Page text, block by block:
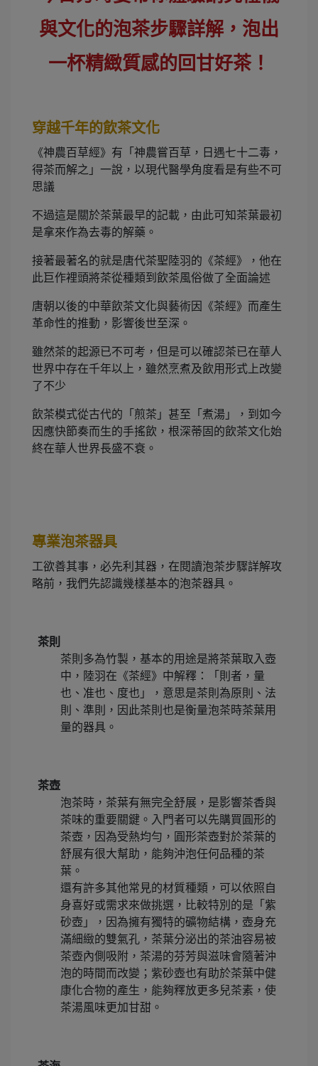
與文化的泡茶步驟詳解，泡出
一杯精緻質感的回甘好茶！
穿越千年的飲茶文化
《神農百草經》有「神農嘗百草，日遇七十二毒，
得茶而解之」一說，以現代醫學角度看是有些不可
思議
不過這是關於茶葉最早的記載，由此可知茶葉最初
是拿來作為去毒的解藥。
接著最著名的就是唐代茶聖陸羽的《茶經》，他在
此巨作裡頭將茶從種類到飲茶風俗做了全面論述
唐朝以後的中華飲茶文化與藝術因《茶經》而產生
革命性的推動，影響後世至深。
雖然茶的起源已不可考，但是可以確認茶已在華人
世界中存在千年以上，雖然烹煮及飲用形式上改變
了不少
飲茶模式從古代的「煎茶」甚至「煮湯」，到如今
因應快節奏而生的手搖飲，根深蒂固的飲茶文化始
終在華人世界長盛不衰。
專業泡茶器具
工欲善其事，必先利其器，在閱讀泡茶步驟詳解攻
略前，我們先認識幾樣基本的泡茶器具。
茶則
茶則多為竹製，基本的用途是將茶葉取入壺
中，陸羽在《茶經》中解釋：「則者，量
也、准也、度也」，意思是茶則為原則、法
則、準則，因此茶則也是衡量泡茶時茶葉用
量的器具。
茶壺
泡茶時，茶葉有無完全舒展，是影響茶香與
茶味的重要關鍵。入門者可以先購買圓形的
茶壺，因為受熱均勻，圓形茶壺對於茶葉的
舒展有很大幫助，能夠沖泡任何品種的茶
葉。
還有許多其他常見的材質種類，可以依照自
身喜好或需求來做挑選，比較特別的是「紫
砂壺」，因為擁有獨特的礦物結構，壺身充
滿細緻的雙氣孔，茶葉分泌出的茶油容易被
茶壺內側吸附，茶湯的芬芳與滋味會隨著沖
泡的時間而改變；紫砂壺也有助於茶葉中健
康化合物的產生，能夠釋放更多兒茶素，使
茶湯風味更加甘甜。